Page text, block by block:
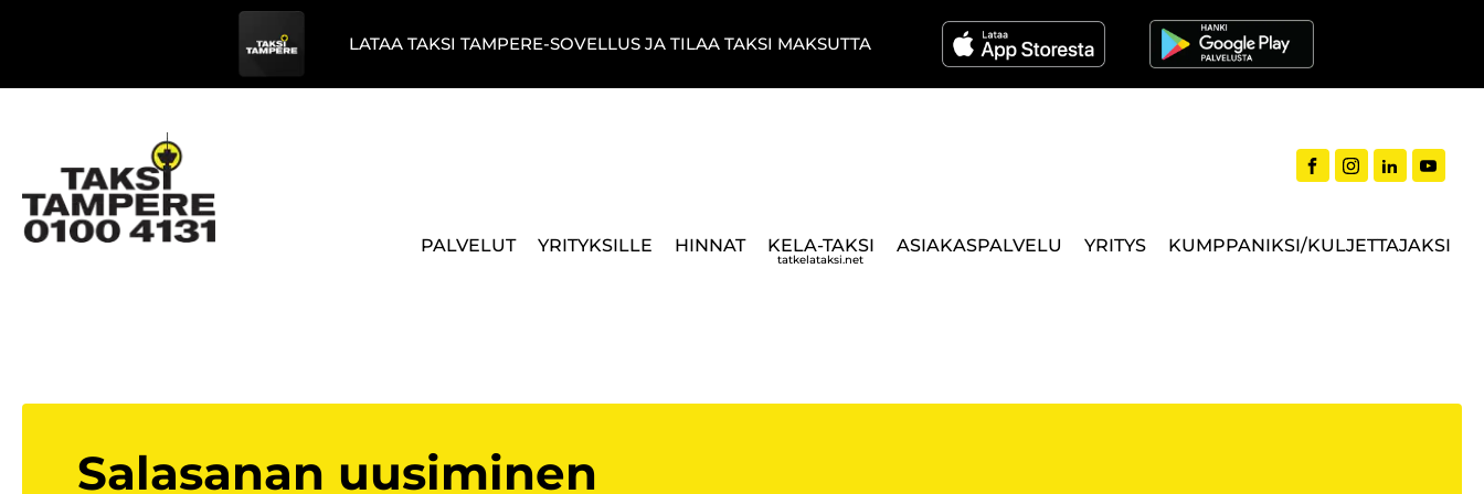
LATAA TAKSI TAMPERE-SOVELLUS JA TILAA TAKSI MAKSUTTA
PALVELUT YRITYKSILLE HINNAT KELA-TAKSI
tatkelataksi.net
ASIAKASPALVELU YRITYS KUMPPANIKSI/KULJETTAJAKSI
Salasanan uusiminen